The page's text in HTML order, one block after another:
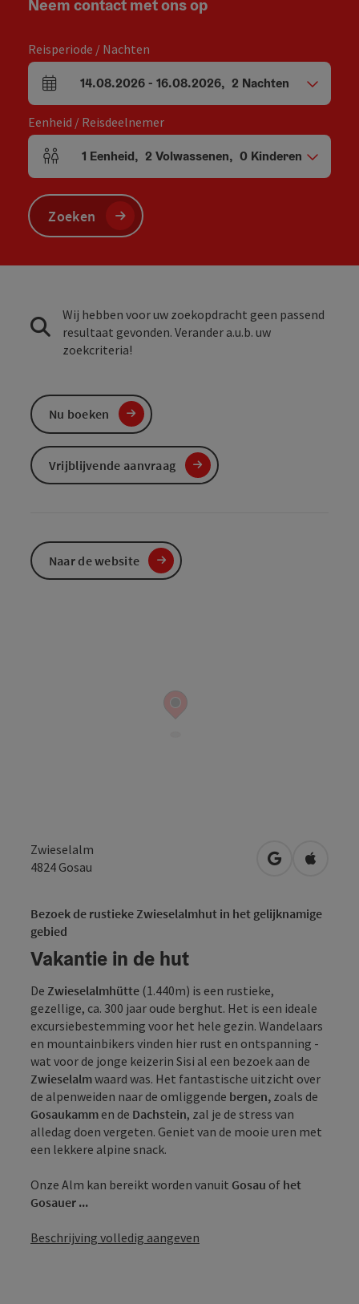
Zwieselalm
4824 Gosau Openen in
Bezoek de rustieke Zwieselalmhut in het gelijknamige
gebied
Vakantie in de hut
De Zwieselalmhütte (1.440m) is een rustieke,
gezellige, ca. 300 jaar oude berghut. Het is een ideale
excursiebestemming voor het hele gezin. Wandelaars
en mountainbikers vinden hier rust en ontspanning -
wat voor de jonge keizerin Sisi al een bezoek aan de
Zwieselalmwaard was. Het fantastische uitzicht over
de alpenweiden naar de omliggende bergen, zoals de
Gosaukamm en de Dachstein, zal je de stress van
alledag doen vergeten. Geniet van de mooie uren met
een lekkere alpine snack.
Onze Alm kan bereikt worden vanuit Gosau of het
Gosauer ...
Beschrijving volledig aangeven
Neem contact met ons op
Reisperiode / Nachten
Velden voor aankomst en vertrek
14.08.2026- 16.08.2026, 2 Nachten
Eenheid / Reisdeelnemer
Aantal eenheden en persoonsvelden
1 Eenheid, 2 Volwassenen, 0 Kinderen
Zoeken
Wij hebben voor uw zoekopdracht geen passend
resultaat gevonden. Verander a.u.b. uw
zoekcriteria!
Nu boeken
Vrijblijvende aanvraag
Naar de website